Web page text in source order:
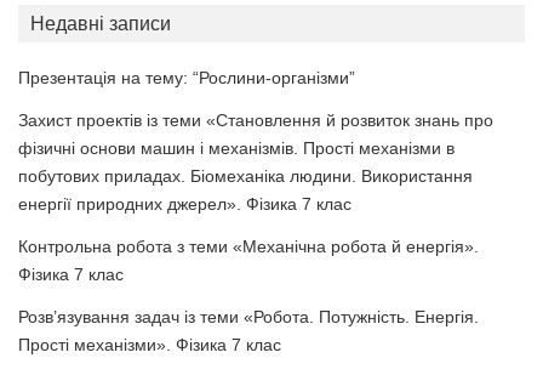
Недавні записи
Презентація на тему: “Рослини-організми”
Захист проектів із теми «Становлення й розвиток знань про
фізичні основи машин і механізмів. Прості механізми в
побутових приладах. Біомеханіка людини. Використання
енергії природних джерел». Фізика 7 клас
Контрольна робота з теми «Механічна робота й енергія».
Фізика 7 клас
Розв’язування задач із теми «Робота. Потужність. Енергія.
Прості механізми». Фізика 7 клас